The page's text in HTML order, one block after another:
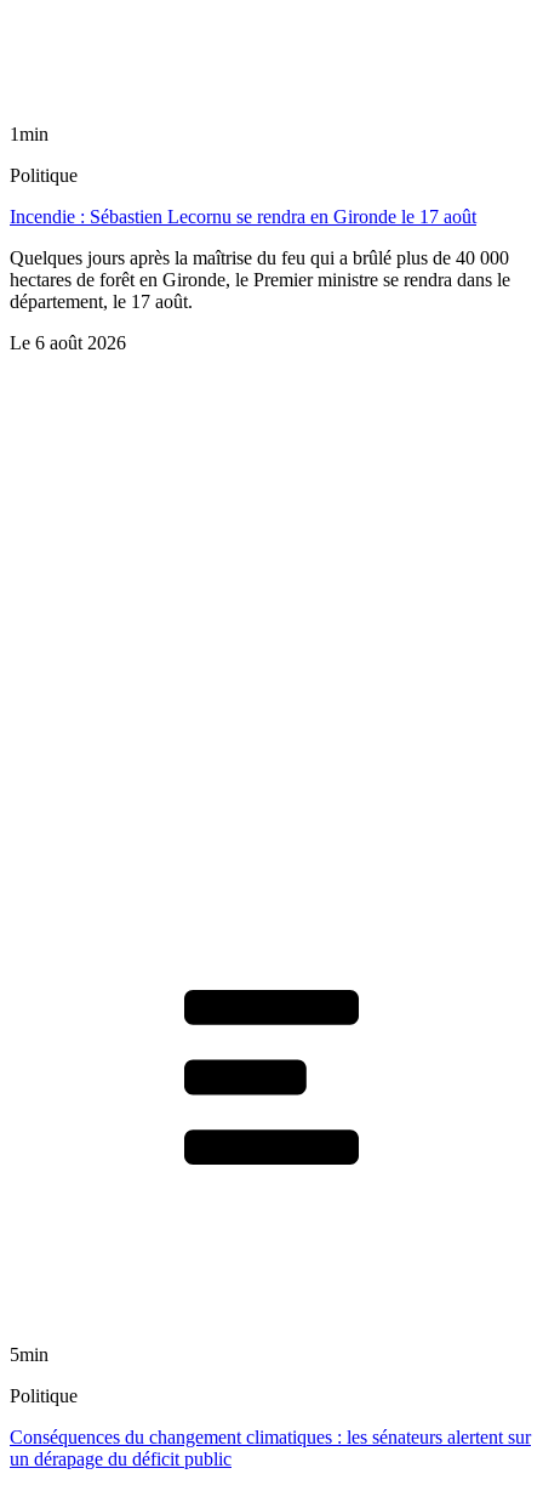
1min
Politique
Incendie : Sébastien Lecornu se rendra en Gironde le 17 août
Quelques jours après la maîtrise du feu qui a brûlé plus de 40 000
hectares de forêt en Gironde, le Premier ministre se rendra dans le
département, le 17 août.
Le 6 août 2026
5min
Politique
Conséquences du changement climatiques : les sénateurs alertent sur
un dérapage du déficit public